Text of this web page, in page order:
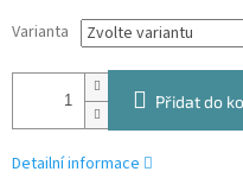
Varianta
Přidat do
Detailní informace